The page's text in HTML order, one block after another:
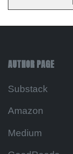
AUTHOR PAGE
Substack
Amazon
Medium